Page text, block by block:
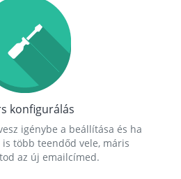
konfigurálás
igénybe a beállítása és ha
több teendőd vele, máris
az új emailcímed.